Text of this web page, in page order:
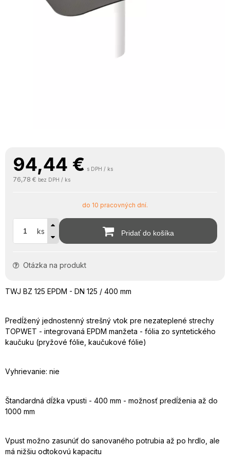
94,44 € s DPH / ks
76,78 € bez DPH / ks
do 10 pracovných dní.
ks Pridať do košíka
Otázka na produkt
TWJ BZ 125 EPDM - DN 125 / 400 mm
Predĺžený jednostenný strešný vtok pre nezateplené strechy
TOPWET - integrovaná EPDM manžeta - fólia zo syntetického
kaučuku (pryžové fólie, kaučukové fólie)
Vyhrievanie: nie
Štandardná dĺžka vpusti - 400 mm - možnosť predĺženia až do
1000 mm
Vpust možno zasunúť do sanovaného potrubia až po hrdlo, ale
má nižšiu odtokovú kapacitu